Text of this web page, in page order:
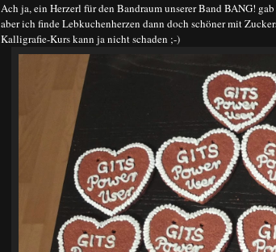
Ach ja, ein Herzerl für den Bandraum unserer Band BANG!
aber ich finde Lebkuchenherzen dann doch schöner mit
Kalligrafie-Kurs kann ja nicht schaden ;-)